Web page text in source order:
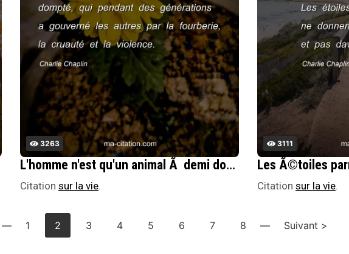
3263
L'homme n'est qu'un animal Ã demi domptÃ©, qui pendant des gÃ©nÃ©rations a gouvernÃ© les autres par la fourberie, la cruautÃ© et la violence.
Citation sur la vie.
3111
Citation sur la vie.
— 1 2 3 4 5 6 7 8 — Suivant >